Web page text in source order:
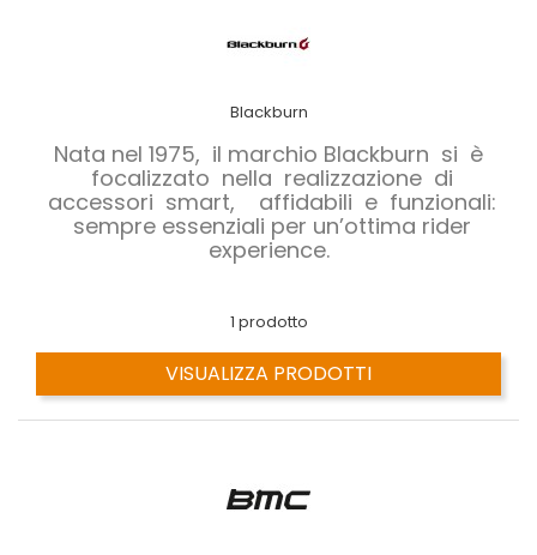
Blackburn
Nata nel 1975, il marchio Blackburn si è
focalizzato nella realizzazione di
accessori smart, affidabili e funzionali:
sempre essenziali per un’ottima rider
experience.
1 prodotto
VISUALIZZA PRODOTTI